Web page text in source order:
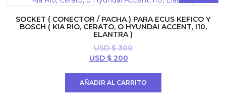
SOCKET ( CONECTOR / PACHA ) PARA ECUS KEFICO Y
BOSCH ( KIA RIO, CERATO, O HYUNDAI ACCENT, I10,
ELANTRA )
USD $300
El
USD $200El
AÑADIR AL CARRITO